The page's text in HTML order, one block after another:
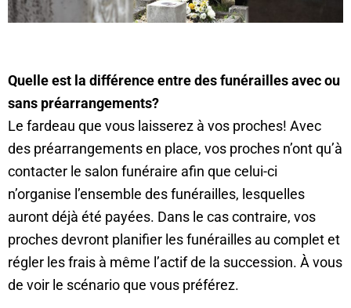
Quelle est la différence entre des funérailles avec ou
sans préarrangements?
Le fardeau que vous laisserez à vos proches! Avec
des préarrangements en place, vos proches n’ont qu’à
contacter le salon funéraire afin que celui-ci
n’organise l’ensemble des funérailles, lesquelles
auront déjà été payées. Dans le cas contraire, vos
proches devront planifier les funérailles au complet et
régler les frais à même l’actif de la succession. À vous
de voir le scénario que vous préférez.